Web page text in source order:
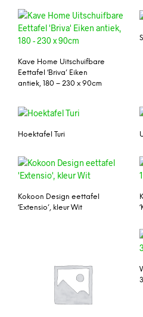
Kave Home Uitschuifbare
Eettafel ‘Briva’ Eiken
antiek, 180 – 230 x 90cm
Hoektafel Turi
Kokoon Design eettafel
‘Extensio’, kleur Wit